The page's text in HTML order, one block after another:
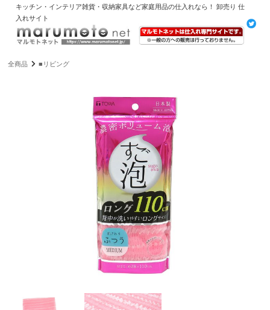
キッチン・インテリア雑貨・収納家具など家庭用品の仕入れなら！ 卸売り 仕
入れサイト
全商品 ■リビング